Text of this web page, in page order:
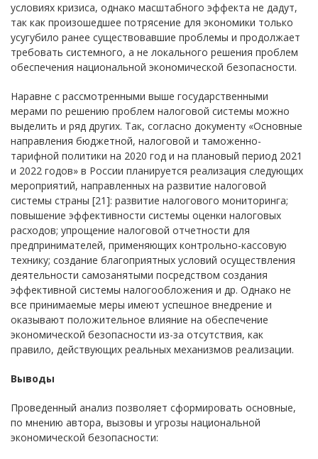
условиях кризиса, однако масштабного эффекта не дадут,
так как произошедшее потрясение для экономики только
усугубило ранее существовавшие проблемы и продолжает
требовать системного, а не локального решения проблем
обеспечения национальной экономической безопасности.
Наравне с рассмотренными выше государственными
мерами по решению проблем налоговой системы можно
выделить и ряд других. Так, согласно документу «Основные
направления бюджетной, налоговой и таможенно-
тарифной политики на 2020 год и на плановый период 2021
и 2022 годов» в России планируется реализация следующих
мероприятий, направленных на развитие налоговой
системы страны [21]: развитие налогового мониторинга;
повышение эффективности системы оценки налоговых
расходов; упрощение налоговой отчетности для
предпринимателей, применяющих контрольно-кассовую
технику; создание благоприятных условий осуществления
деятельности самозанятыми посредством создания
эффективной системы налогообложения и др. Однако не
все принимаемые меры имеют успешное внедрение и
оказывают положительное влияние на обеспечение
экономической безопасности из-за отсутствия, как
правило, действующих реальных механизмов реализации.
Выводы
Проведенный анализ позволяет сформировать основные,
по мнению автора, вызовы и угрозы национальной
экономической безопасности: